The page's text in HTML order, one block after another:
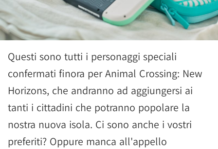
Questi sono tutti i personaggi speciali
confermati finora per Animal Crossing: New
Horizons, che andranno ad aggiungersi ai
tanti i cittadini che potranno popolare la
nostra nuova isola. Ci sono anche i vostri
preferiti? Oppure manca all'appello